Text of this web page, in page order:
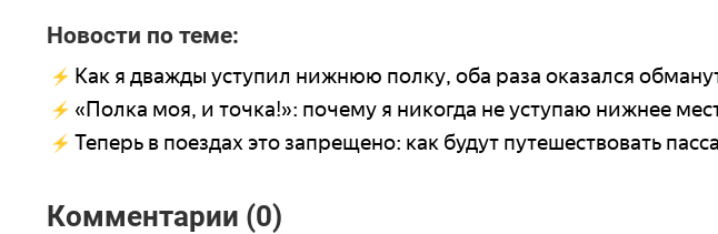
Новости по теме:
Как я дважды уступил нижнюю полку, оба раза оказался
«Полка моя, и точка!»: почему я никогда не уступаю нижнее
Теперь в поездах это запрещено: как будут путешествовать
Комментарии (0)